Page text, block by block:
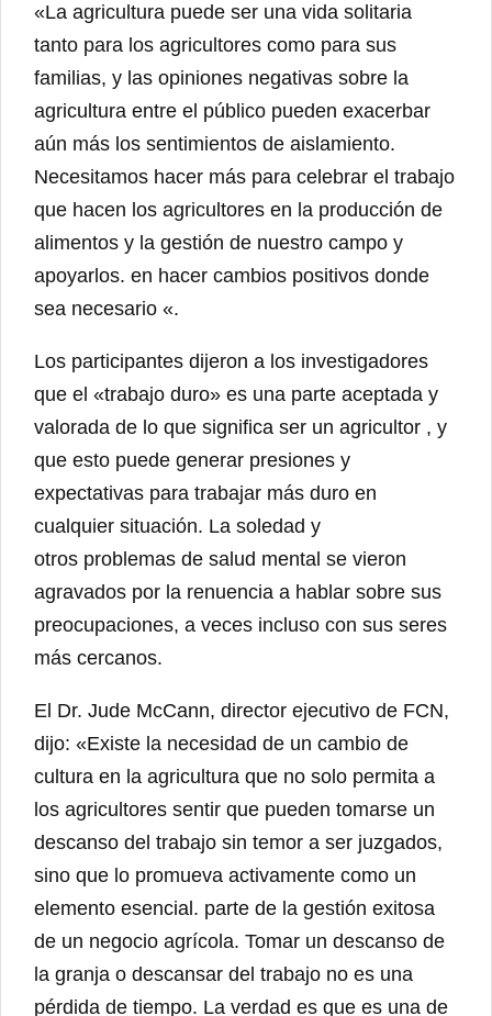
«La agricultura puede ser una vida solitaria
tanto para los agricultores como para sus
familias, y las opiniones negativas sobre la
agricultura entre el público pueden exacerbar
aún más los sentimientos de aislamiento.
Necesitamos hacer más para celebrar el trabajo
que hacen los agricultores en la producción de
alimentos y la gestión de nuestro campo y
apoyarlos. en hacer cambios positivos donde
sea necesario «.
Los participantes dijeron a los investigadores
que el «trabajo duro» es una parte aceptada y
valorada de lo que significa ser un agricultor , y
que esto puede generar presiones y
expectativas para trabajar más duro en
cualquier situación. La soledad y
otros problemas de salud mental se vieron
agravados por la renuencia a hablar sobre sus
preocupaciones, a veces incluso con sus seres
más cercanos.
El Dr. Jude McCann, director ejecutivo de FCN,
dijo: «Existe la necesidad de un cambio de
cultura en la agricultura que no solo permita a
los agricultores sentir que pueden tomarse un
descanso del trabajo sin temor a ser juzgados,
sino que lo promueva activamente como un
elemento esencial. parte de la gestión exitosa
de un negocio agrícola. Tomar un descanso de
la granja o descansar del trabajo no es una
pérdida de tiempo. La verdad es que es una de